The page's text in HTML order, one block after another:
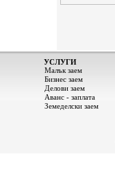
УСЛУГИ
Малък заем
Бизнес заем
Делови заем
Аванс - заплата
Земеделски заем